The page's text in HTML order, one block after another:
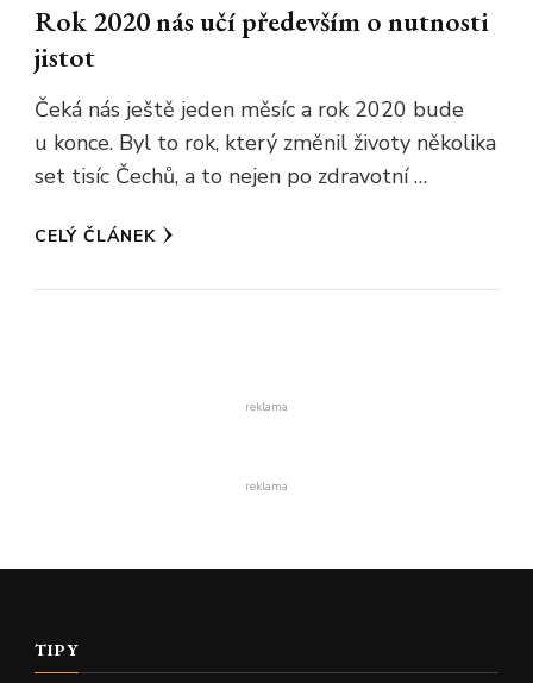
Rok 2020 nás učí především o nutnosti
jistot
Čeká nás ještě jeden měsíc a rok 2020 bude
u konce. Byl to rok, který změnil životy několika
set tisíc Čechů, a to nejen po zdravotní …
CELÝ ČLÁNEK
reklama
reklama
TIPY